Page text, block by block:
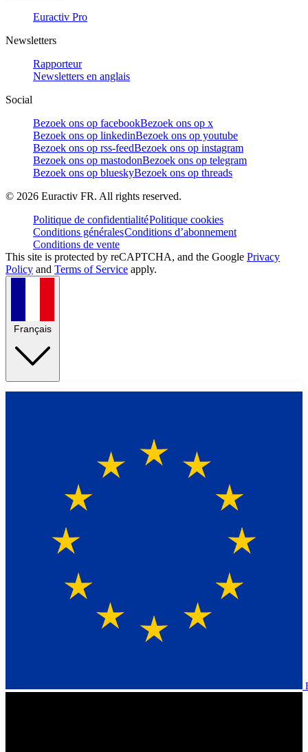
Euractiv Pro
Newsletters
Rapporteur
Newsletters en anglais
Social
Bezoek ons op facebookBezoek ons op x
Bezoek ons op linkedinBezoek ons op youtube
Bezoek ons op rss-feedBezoek ons op instagram
Bezoek ons op mastodonBezoek ons op telegram
Bezoek ons op blueskyBezoek ons op threads
© 2026 Euractiv FR. All rights reserved.
Politique de confidentialitéPolitique cookies
Conditions généralesConditions d’abonnement
Conditions de vente
This site is protected by reCAPTCHA, and the Google Privacy
Policy and Terms of Service apply.
Français